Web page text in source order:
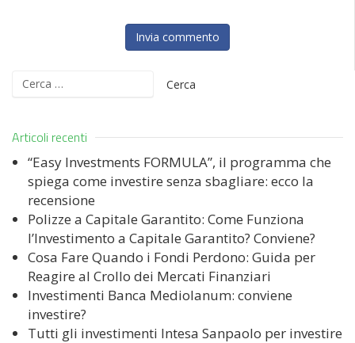
Ricerca
Articoli recenti
“Easy Investments FORMULA”, il programma che
spiega come investire senza sbagliare: ecco la
recensione
Polizze a Capitale Garantito: Come Funziona
l’Investimento a Capitale Garantito? Conviene?
Cosa Fare Quando i Fondi Perdono: Guida per
Reagire al Crollo dei Mercati Finanziari
Investimenti Banca Mediolanum: conviene
investire?
Tutti gli investimenti Intesa Sanpaolo per investire